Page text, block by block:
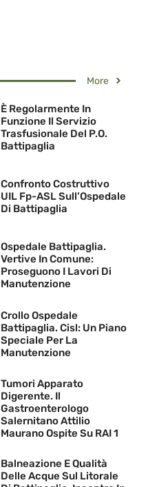
More
È Regolarmente In
Funzione Il Servizio
Trasfusionale Del P.O.
Battipaglia
Confronto Costruttivo
UIL Fp-ASL Sull’Ospedale
Di Battipaglia
Ospedale Battipaglia.
Vertive In Comune:
Proseguono I Lavori Di
Manutenzione
Crollo Ospedale
Battipaglia. Cisl: Un Piano
Speciale Per La
Manutenzione
Tumori Apparato
Digerente. Il
Gastroenterologo
Salernitano Attilio
Maurano Ospite Su RAI 1
Balneazione E Qualità
Delle Acque Sul Litorale